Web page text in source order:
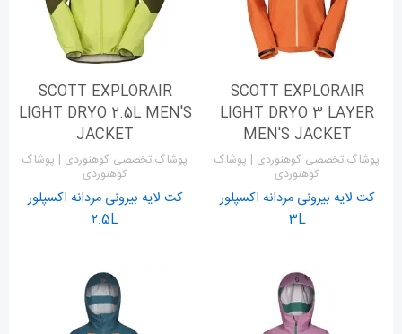
SCOTT EXPLORAIR
LIGHT DRYO 3 LAYER
MEN'S JACKET
پوشاک تخصصی کوهنوردی | پوشاک
کوهنوردی
کت لایه بیرونی مردانه اکسپلور
3L
SCOTT EXPLORAIR
LIGHT DRYO 2.5L MEN'S
JACKET
پوشاک تخصصی کوهنوردی | پوشاک
کوهنوردی
کت لایه بیرونی مردانه اکسپلور
۲.5L